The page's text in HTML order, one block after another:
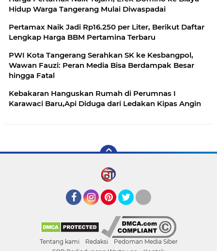
Hidup Warga Tangerang Mulai Diwaspadai
Pertamax Naik Jadi Rp16.250 per Liter, Berikut Daftar
Lengkap Harga BBM Pertamina Terbaru
PWI Kota Tangerang Serahkan SK ke Kesbangpol,
Wawan Fauzi: Peran Media Bisa Berdampak Besar
hingga Fatal
Kebakaran Hanguskan Rumah di Perumnas I
Karawaci Baru,Api Diduga dari Ledakan Kipas Angin
Tentang kami Redaksi
Pedoman Media Siber